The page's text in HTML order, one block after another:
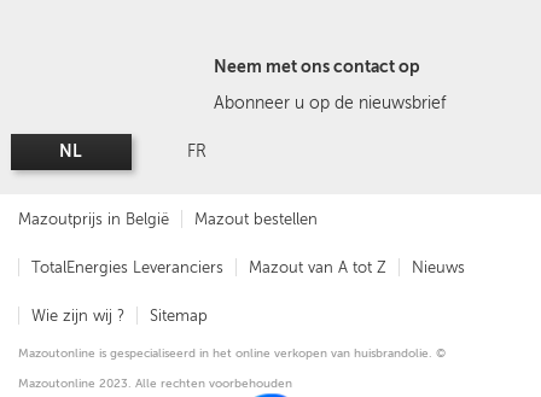
Neem met ons contact op
Abonneer u op de nieuwsbrief
NL FR
Mazoutprijs in België Mazout bestellen
TotalEnergies Leveranciers Mazout van A tot Z Nieuws
Wie zijn wij ? Sitemap
Mazoutonline is gespecialiseerd in het online verkopen van huisbrandolie. ©
Mazoutonline 2023. Alle rechten voorbehouden